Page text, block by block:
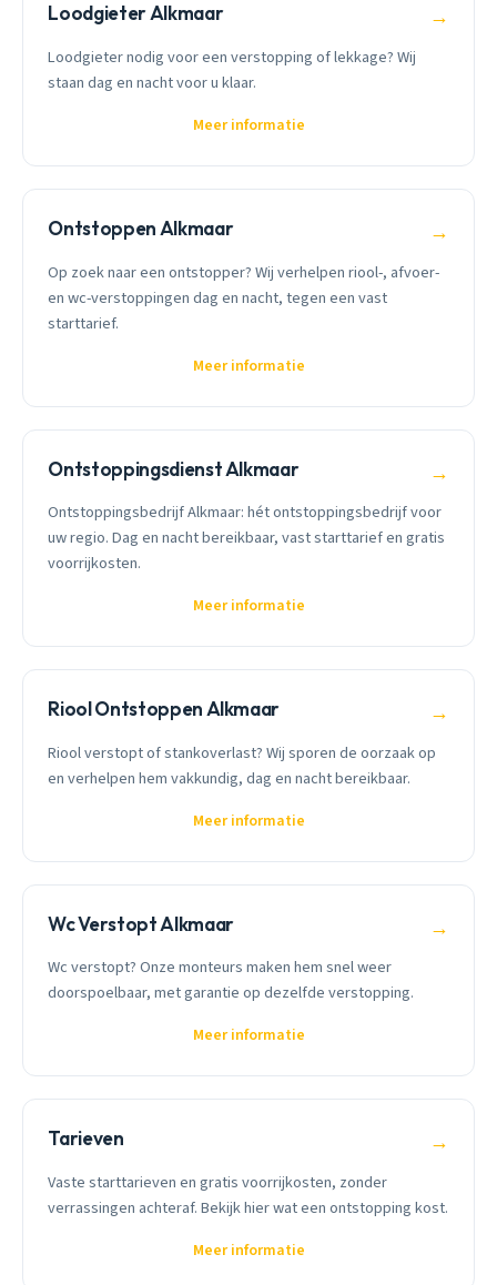
Loodgieter Alkmaar →
Loodgieter nodig voor een verstopping of lekkage? Wij
staan dag en nacht voor u klaar.
Meer informatie
Ontstoppen Alkmaar →
Op zoek naar een ontstopper? Wij verhelpen riool-, afvoer-
en wc-verstoppingen dag en nacht, tegen een vast
starttarief.
Meer informatie
Ontstoppingsdienst Alkmaar →
Ontstoppingsbedrijf Alkmaar: hét ontstoppingsbedrijf voor
uw regio. Dag en nacht bereikbaar, vast starttarief en gratis
voorrijkosten.
Meer informatie
Riool Ontstoppen Alkmaar →
Riool verstopt of stankoverlast? Wij sporen de oorzaak op
en verhelpen hem vakkundig, dag en nacht bereikbaar.
Meer informatie
Wc Verstopt Alkmaar →
Wc verstopt? Onze monteurs maken hem snel weer
doorspoelbaar, met garantie op dezelfde verstopping.
Meer informatie
Tarieven →
Vaste starttarieven en gratis voorrijkosten, zonder
verrassingen achteraf. Bekijk hier wat een ontstopping kost.
Meer informatie